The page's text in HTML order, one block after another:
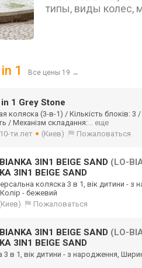
типы, виды колес,
1 Все цены 19 →
1 Grey Stone
коляска (3-в-1) / Кількість блоків: 3
/ Механізм складання:... еще
ти лет (Киев) Пожаловаться
3IN1 BEIGE SAND (LO-
3IN1 BEIGE SAND
коляска 3 в 1, вік дитини - з
- бежевий
Пожаловаться
3IN1 BEIGE SAND (LO-
3IN1 BEIGE SAND
3 в 1, вік дитини - з народження,